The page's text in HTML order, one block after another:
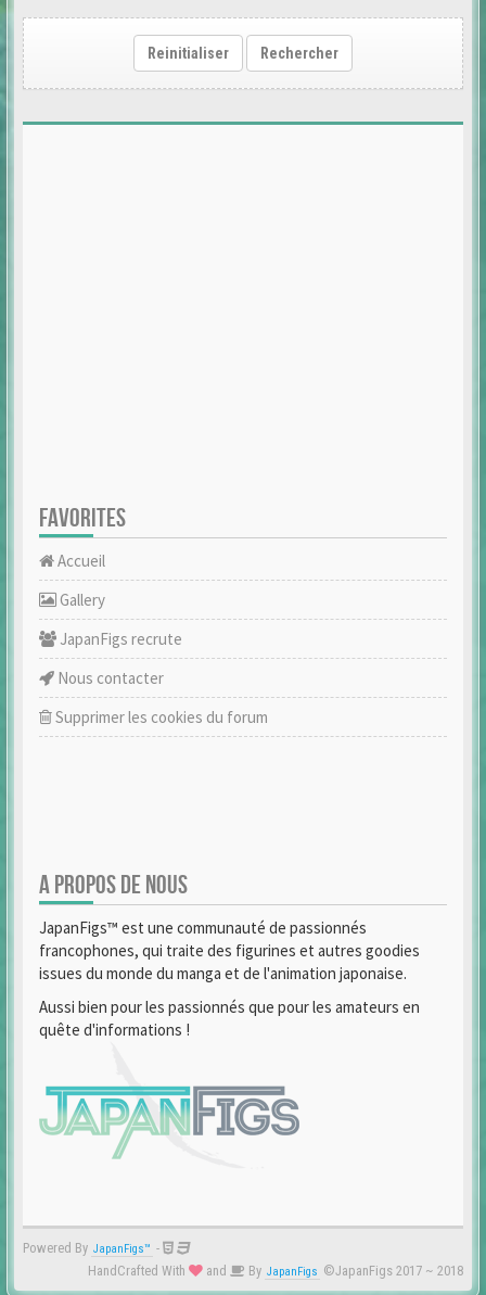
Reinitialiser Rechercher
FAVORITES
Accueil
Gallery
JapanFigs recrute
Nous contacter
Supprimer les cookies du forum
A PROPOS DE NOUS
JapanFigs™ est une communauté de passionnés
francophones, qui traite des figurines et autres goodies
issues du monde du manga et de l'animation japonaise.
Aussi bien pour les passionnés que pour les amateurs en
quête d'informations !
Powered By JapanFigs™ -
HandCrafted With
and By JapanFigs ©JapanFigs 2017 ~ 2018